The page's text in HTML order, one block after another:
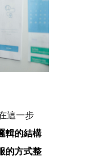
這一步
輯的結構
的方式整